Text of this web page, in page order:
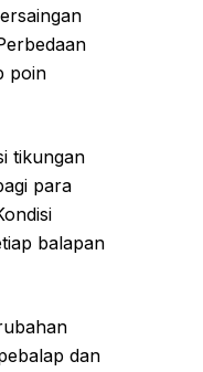
poin
tikungan
para
balapan
dan